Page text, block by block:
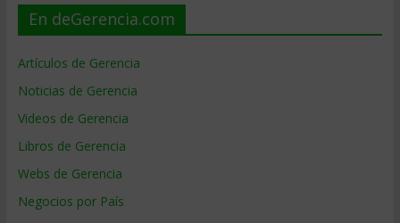
En deGerencia.com
Artículos de Gerencia
Noticias de Gerencia
Videos de Gerencia
Libros de Gerencia
Webs de Gerencia
Negocios por País